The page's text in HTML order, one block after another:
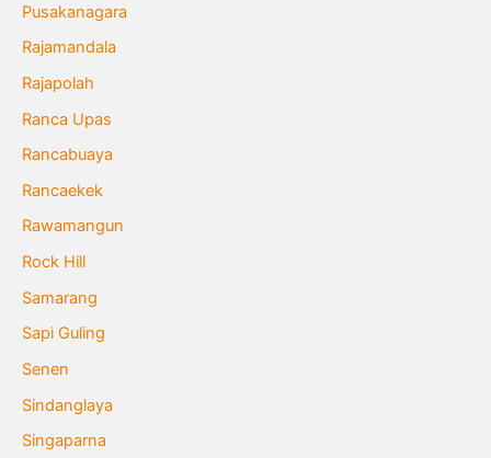
Pusakanagara
Rajamandala
Rajapolah
Ranca Upas
Rancabuaya
Rancaekek
Rawamangun
Rock Hill
Samarang
Sapi Guling
Senen
Sindanglaya
Singaparna